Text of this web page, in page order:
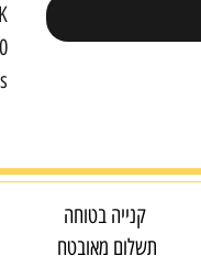
קנייה בטוחה
תשלום מאובטח